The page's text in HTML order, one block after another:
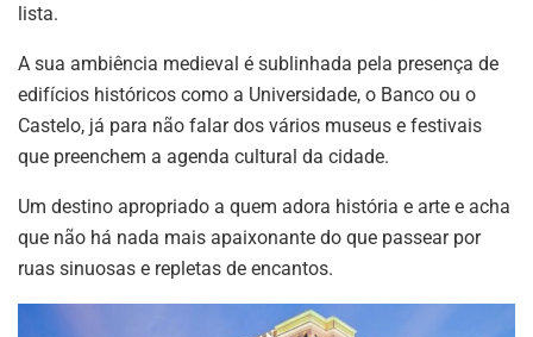
lista.
A sua ambiência medieval é sublinhada pela presença de
edifícios históricos como a Universidade, o Banco ou o
Castelo, já para não falar dos vários museus e festivais
que preenchem a agenda cultural da cidade.
Um destino apropriado a quem adora história e arte e acha
que não há nada mais apaixonante do que passear por
ruas sinuosas e repletas de encantos.